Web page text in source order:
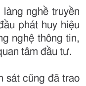
nghề truyền
phát huy hiệu
nghệ thông tin,
tâm đầu tư.
sát cũng đã trao